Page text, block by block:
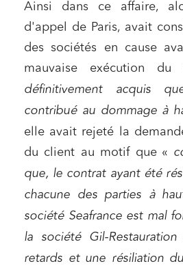
Ainsi dans ce affaire,
d'appel de Paris, avait
des sociétés en cause
mauvaise exécution
définitivement acquis
contribué au dommage à
elle avait rejeté la
du client au motif que «
que, le contrat ayant été
chacune des parties à
société Seafrance est mal
la société Gil-
retards et une résiliation